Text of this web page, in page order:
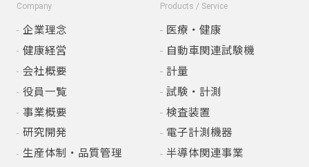
Company
企業理念
健康経営
会社概要
役員一覧
事業概要
研究開発
生産体制・品質管理
Products / Service
医療・健康
自動車関連試験機
計量
試験・計測
検査装置
電子計測機器
半導体関連事業